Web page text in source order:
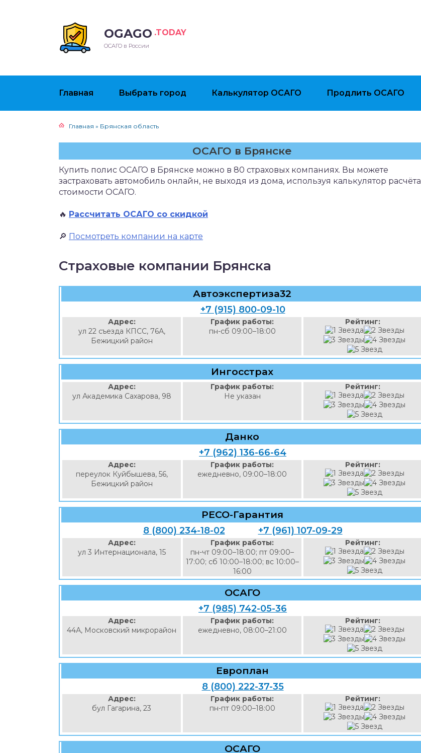
OGAGO .TODAY
ОСАГО в России
Главная Выбрать город Калькулятор ОСАГО Продлить ОСАГО
Главная » Брянская область
ОСАГО в Брянске
Купить полис ОСАГО в Брянске можно в 80 страховых компаниях. Вы можете
застраховать автомобиль онлайн, не выходя из дома, используя калькулятор расчёта
стоимости ОСАГО.
🔥 Рассчитать ОСАГО со скидкой
🔎 Посмотреть компании на карте
Страховые компании Брянска
Автоэкспертиза32
+7 (915) 800-09-10
Адрес:
ул 22 съезда КПСС, 76А,
Бежицкий район
График работы:
пн-сб 09:00–18:00
Рейтинг:
Ингосстрах
Адрес:
ул Академика Сахарова, 98
График работы:
Не указан
Рейтинг:
Данко
+7 (962) 136-66-64
Адрес:
переулок Куйбышева, 56,
Бежицкий район
График работы:
ежедневно, 09:00–18:00
Рейтинг:
РЕСО-Гарантия
8 (800) 234-18-02 +7 (961) 107-09-29
Адрес:
ул 3 Интернационала, 15
График работы:
пн-чт 09:00–18:00; пт 09:00–
17:00; сб 10:00–18:00; вс 10:00–
16:00
Рейтинг:
ОСАГО
+7 (985) 742-05-36
Адрес:
44А, Московский микрорайон
График работы:
ежедневно, 08:00–21:00
Рейтинг:
Европлан
8 (800) 222-37-35
Адрес:
бул Гагарина, 23
График работы:
пн-пт 09:00–18:00
Рейтинг:
ОСАГО